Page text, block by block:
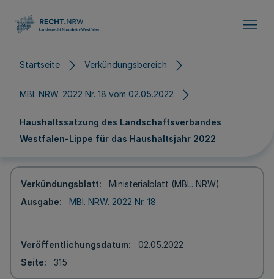
Startseite Verkündungsbereich
MBl. NRW. 2022 Nr. 18 vom 02.05.2022
Haushaltssatzung des Landschaftsverbandes
Westfalen-Lippe für das Haushaltsjahr 2022
Verkündungsblatt
Ministerialblatt (MBL. NRW)
Ausgabe
MBl. NRW. 2022 Nr. 18
Veröffentlichungsdatum
02.05.2022
Seite
315